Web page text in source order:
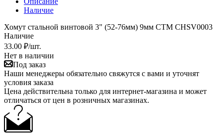
Наличие
Хомут стальной винтовой 3" (52-76мм) 9мм CTM CHSV0003
Наличие
33.00 ₽/шт.
Нет в наличии
Под заказ
Наши менеджеры обязательно свяжутся с вами и уточнят
условия заказа
Цена действительна только для интернет-магазина и может
отличаться от цен в розничных магазинах.